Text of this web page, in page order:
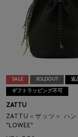
SALE SOLDOUT 返
ギフトラッピング不可
ZATTU
ZATTU＜ザッツ＞ ハン
"LOWEE"